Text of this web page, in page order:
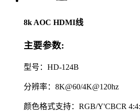
8k AOC HDMI线
主要参数:
型号：HD-124B
分辨率：8K@60/4K@120hz
颜色格式支持：RGB/Y'CBCR